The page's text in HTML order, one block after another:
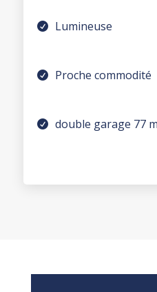
Lumineuse
Proche commodité
double garage 77